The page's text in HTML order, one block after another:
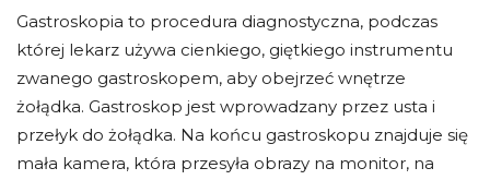
Gastroskopia to procedura diagnostyczna, podczas
której lekarz używa cienkiego, giętkiego instrumentu
zwanego gastroskopem, aby obejrzeć wnętrze
żołądka. Gastroskop jest wprowadzany przez usta i
przełyk do żołądka. Na końcu gastroskopu znajduje się
mała kamera, która przesyła obrazy na monitor, na